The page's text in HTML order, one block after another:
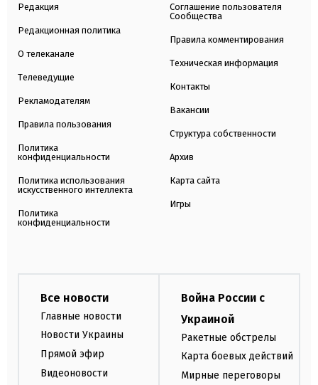
Редакция
Редакционная политика
О телеканале
Телеведущие
Рекламодателям
Правила пользования
Политика
конфиденциальности
Политика использования
искусственного интеллекта
Политика
конфиденциальности
Соглашение пользователя
Сообщества
Правила комментирования
Техническая информация
Контакты
Вакансии
Структура собственности
Архив
Карта сайта
Игры
Все новости
Главные новости
Новости Украины
Прямой эфир
Видеоновости
Война России с
Украиной
Ракетные обстрелы
Карта боевых действий
Мирные переговоры